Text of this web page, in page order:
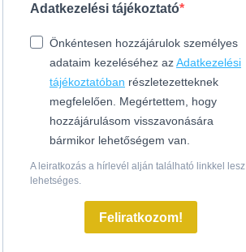
Adatkezelési tájékoztató
Önkéntesen hozzájárulok személyes
adataim kezeléséhez azAdatkezelési
tájékoztatóban részletezetteknek
megfelelően. Megértettem, hogy
hozzájárulásom visszavonására
bármikor lehetőségem van.
A leiratkozás a hírlevél alján található linkkel lesz
lehetséges.
Feliratkozom!